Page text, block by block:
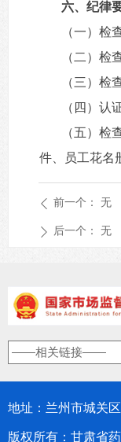
六、纪律
（一）检
（二）检
（三）检
（四）认
（五）检
件、员工花名
ꄴ 前一个： 无
ꄲ 后一个： 无
地址：兰州市城关
版权所有：甘肃省